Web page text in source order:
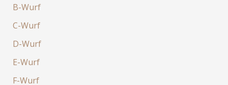
B-Wurf
C-Wurf
D-Wurf
E-Wurf
F-Wurf